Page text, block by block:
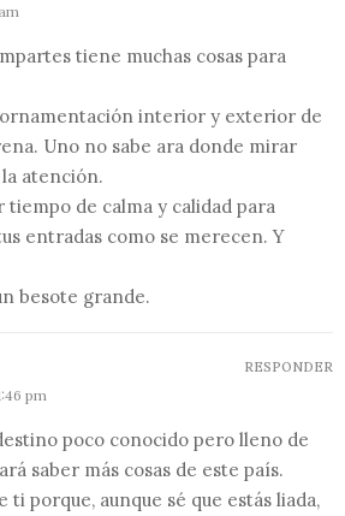
tiene muchas cosas para
interior y exterior de
Uno no sabe ara donde mirar
atención.
tiempo de calma y calidad para
entradas como se merecen. Y
besote grande.
pm
poco conocido pero lleno de
saber más cosas de este país.
ti porque, aunque sé que estás liada,
RESPONDER